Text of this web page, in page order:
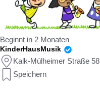
Beginnt in 2 Monaten
KinderHausMusik
Kalk-Mülheimer Straße 58
Speichern